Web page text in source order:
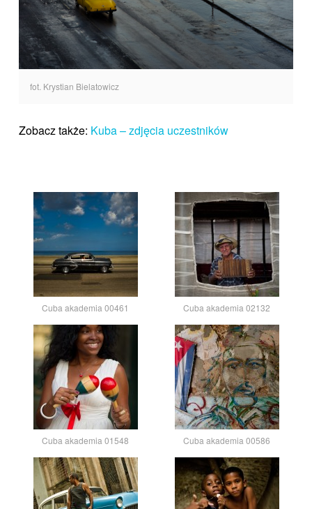
fot. Krystian Bielatowicz
Zobacz także: Kuba – zdjęcia uczestników
Cuba akademia 00461 Cuba akademia 02132
Cuba akademia 01548 Cuba akademia 00586